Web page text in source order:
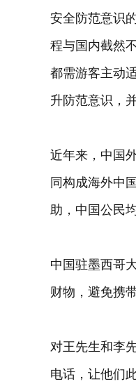
安全防范意识
程与国内截然
都需游客主动
升防范意识，
近年来，中国
同构成海外中
助，中国公民
中国驻墨西哥
财物，避免携
对王先生和李
电话，让他们